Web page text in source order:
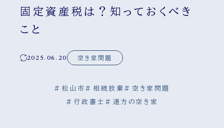
固定資産税は？知っておくべき
こと
2025.06.20 空き家問題
# 松山市 # 相続放棄 # 空き家問題
# 行政書士 # 遠方の空き家